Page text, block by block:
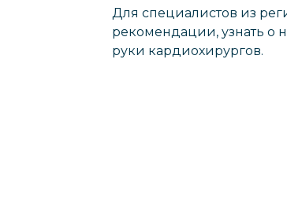
Для специалистов из
рекомендации, узнать о
руки кардиохирургов.